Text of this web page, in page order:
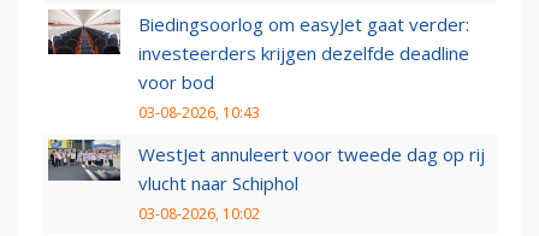
Biedingsoorlog om easyJet gaat verder:
investeerders krijgen dezelfde deadline
voor bod
03-08-2026, 10:43
WestJet annuleert voor tweede dag op rij
vlucht naar Schiphol
03-08-2026, 10:02